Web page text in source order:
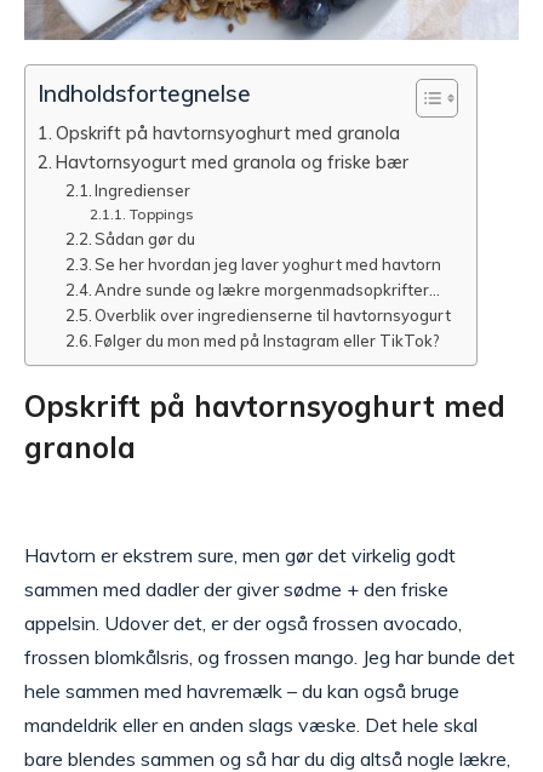
Indholdsfortegnelse
Opskrift på havtornsyoghurt med granola
Havtornsyogurt med granola og friske bær
Ingredienser
Toppings
Sådan gør du
Se her hvordan jeg laver yoghurt med havtorn
Andre sunde og lækre morgenmadsopkrifter…
Overblik over ingredienserne til havtornsyogurt
Følger du mon med på Instagram eller TikTok?
Opskrift på havtornsyoghurt med
granola
Havtorn er ekstrem sure, men gør det virkelig godt
sammen med dadler der giver sødme + den friske
appelsin. Udover det, er der også frossen avocado,
frossen blomkålsris, og frossen mango. Jeg har bunde det
hele sammen med havremælk – du kan også bruge
mandeldrik eller en anden slags væske. Det hele skal
bare blendes sammen og så har du dig altså nogle lækre,